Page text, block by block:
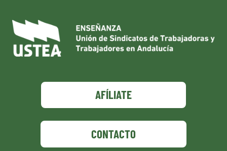
AFÍLIATE
CONTACTO